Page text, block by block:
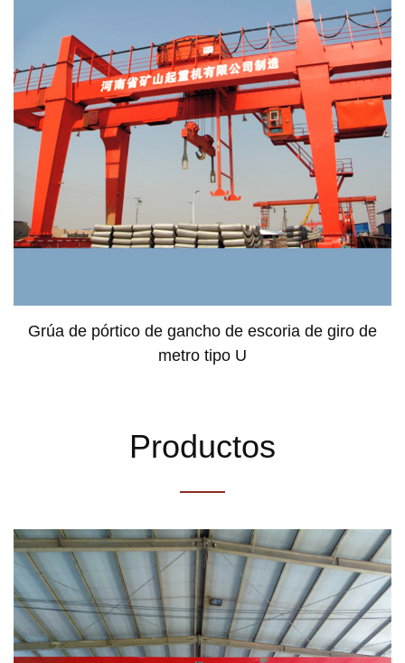
Grúa de pórtico de gancho de escoria de giro de
metro tipo U
Productos